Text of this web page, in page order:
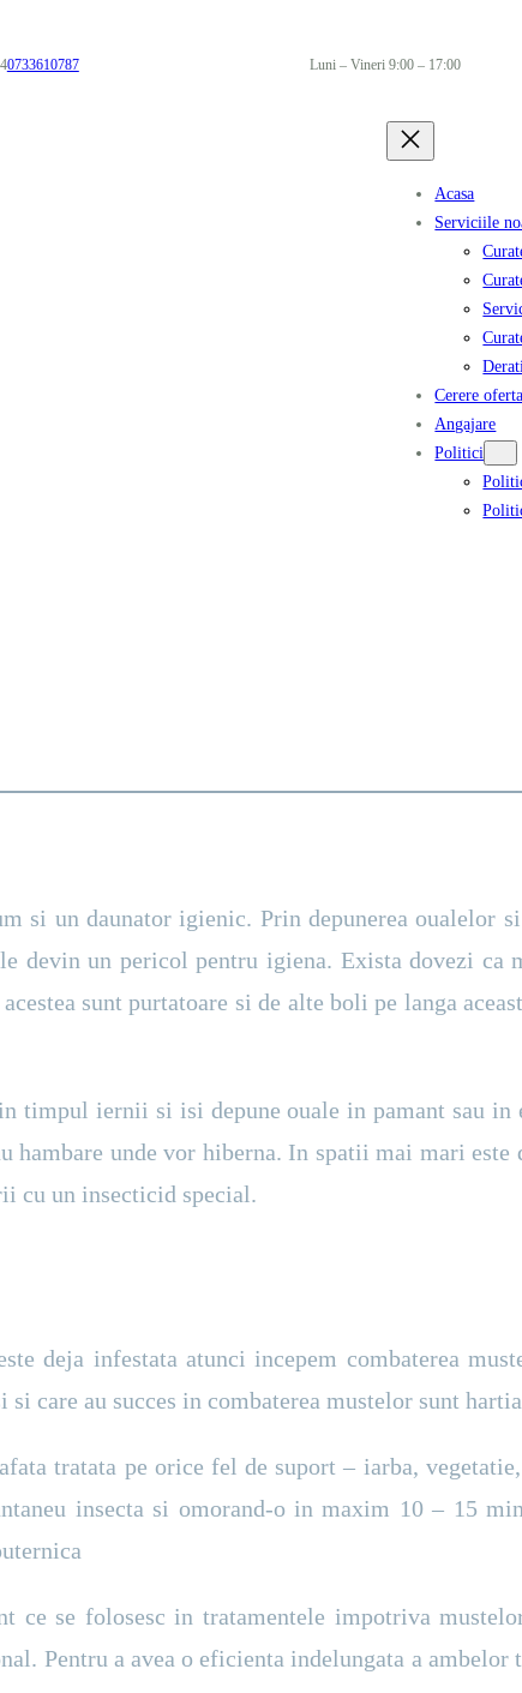
0733610787 Luni – Vineri 9:00 – 17:00
Acasa
Serviciile
Cerere oferta
Angajare
Politici
si un daunator igienic. Prin depunerea oualelor
devin un pericol pentru igiena. Exista dovezi ca
sunt purtatoare si de alte boli pe langa
timpul iernii si isi depune ouale in pamant sau
unde vor hiberna. In spatii mai mari
cu un insecticid special.
deja infestata atunci incepem combaterea
care au succes in combaterea mustelor sunt
tratata pe orice fel de suport – iarba,
insecta si omorand-o in maxim 10 – 15
ce se folosesc in tratamentele impotriva
Pentru a avea o eficienta indelungata a ambelor